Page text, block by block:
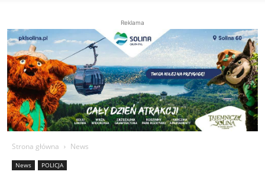
Reklama
Strona główna News
News POLICJA